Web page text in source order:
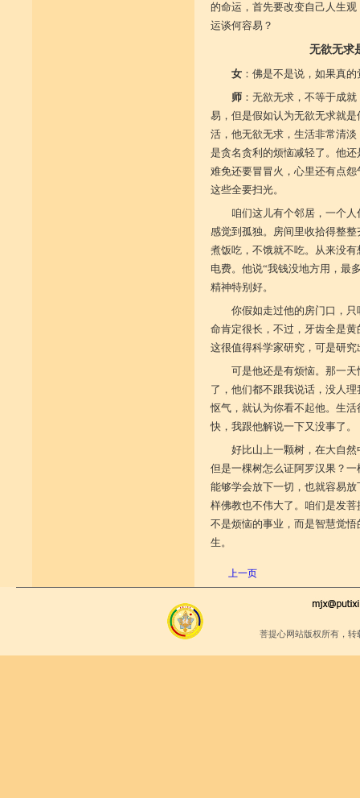
的命运，首先要改变自己人生
运谈何容易？
无欲无求
女：佛是不是说，如果真
师：无欲无求，不等于成
易，但是假如认为无欲无求就
活，他无欲无求，生活非常清
是贪名贪利的烦恼减轻了。他
难免还要冒冒火，心里还有点
这些全要扫光。
咱们这儿有个邻居，一个
感觉到孤独。房间里收拾得整
煮饭吃，不饿就不吃。从来没
电费。他说“我钱没地方用，最
精神特别好。
你假如走过他的房门口，
命肯定很长，不过，牙齿全是
这很值得科学家研究，可是研
可是他还是有烦恼。那一
了，他们都不跟我说话，没人
怄气，就认为你看不起他。生
快，我跟他解说一下又没事了。
好比山上一颗树，在大自
但是一棵树怎么证阿罗汉果？
能够学会放下一切，也就容易
样佛教也不伟大了。咱们是发
不是烦恼的事业，而是智慧觉
生。
上一页
菩提心网站版权所有，